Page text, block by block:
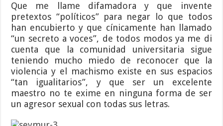
Que me llame difamadora y que invente
pretextos “políticos” para negar lo que todos
han encubierto y que cínicamente han llamado
“un secreto a voces”, de todos modos ya me di
cuenta que la comunidad universitaria sigue
teniendo mucho miedo de reconocer que la
violencia y el machismo existe en sus espacios
“tan igualitarios”, y que ser un excelente
maestro no te exime en ninguna forma de ser
un agresor sexual con todas sus letras.